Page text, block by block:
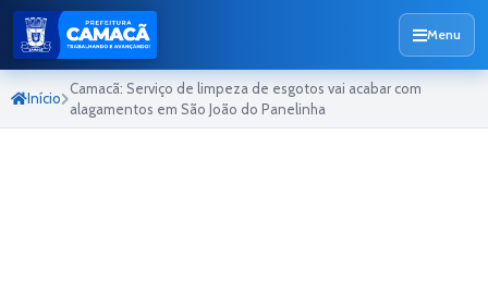
Menu
Início
Camacã: Serviço de limpeza de esgotos vai acabar com
alagamentos em São João do Panelinha